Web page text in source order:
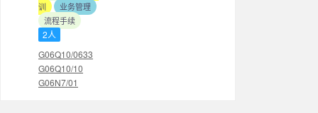
训
业务管理
流程手续
2人
G06Q10/0633
G06Q10/10
G06N7/01